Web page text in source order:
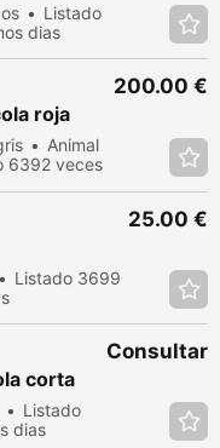
Listado
dias
roja
Animal
6392 veces
200.00 €
Listado 3699
25.00 €
corta
Listado
dias
Consultar